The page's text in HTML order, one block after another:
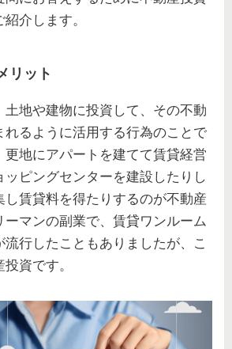
介します。
リット
地や建物に投資して、その不動
れるように活用する行為のことで
地にアパートを建てて賃貸経営
ッピングセンターを建設したりし
し賃貸料を得たりするのが不動産
マンの副業で、賃貸ワンルーム
行したこともありましたが、こ
資です。